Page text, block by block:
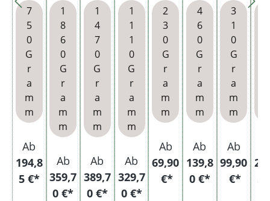
Titan
Box
mit
2000
Speci
al
Size
Filter
hülse
n und
Glasa
schen
bech
er
7
5
0
G
r
a
m
m
Ab
194,8
5 €*
wähl
baren
Hülse
n und
Etui
1
8
6
0
G
r
a
m
m
Ab
359,7
0 €*
mit
wähl
baren
Filter
hülse
n
1
4
7
0
G
r
a
m
m
Ab
389,7
0 €*
l mit
wähl
baren
Hülse
n und
Etui
1
1
1
0
G
r
a
m
m
Ab
329,7
0 €*
mit
wähl
baren
Hülse
n
2
3
0
G
r
a
m
m
Ab
69,90
€*
mit
wähl
baren
Filter
hülse
n
4
6
0
G
r
a
m
m
Ab
139,8
0 €*
mit
wähl
baren
Filter
hülse
n
3
1
0
G
r
a
m
m
Ab
99,90
€*
5